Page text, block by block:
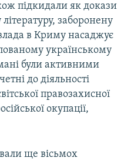
підкидали як докази
заборонену
в Криму насаджує
українському
були активними
до діяльності
правозахисної
окупації,
ще вісьмох